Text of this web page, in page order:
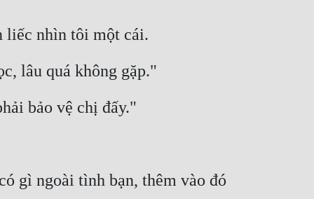
liếc nhìn tôi một cái.
lâu quá không gặp."
bảo vệ chị đấy."
gì ngoài tình bạn, thêm vào đó